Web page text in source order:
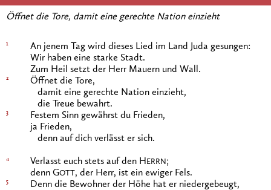
Öffnet die Tore, damit eine gerechte Nation einzieht
1
An jenem Tag wird dieses Lied im Land Juda gesungen:
Wir haben eine starke Stadt.
Zum Heil setzt der Herr Mauern und Wall.
2
Öffnet die Tore,
damit eine gerechte Nation einzieht,
die Treue bewahrt.
3
Festem Sinn gewährst du Frieden,
ja Frieden,
denn auf dich verlässt er sich.
4 Verlasst euch stets auf den H ERRN ;
denn GOTT, der Herr, ist ein ewiger Fels.
5
Denn die Bewohner der Höhe hat er niedergebeugt,